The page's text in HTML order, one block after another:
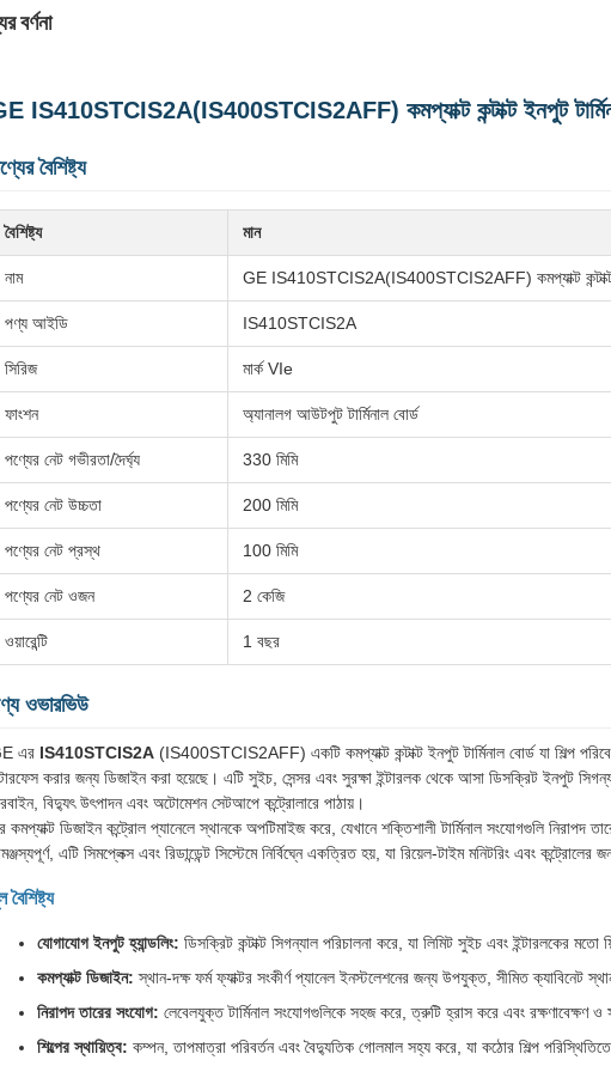
বর্ণনা
IS410STCIS2A(IS400STCIS2AFF) কমপ্যাক্ট কন্টাক্ট ইনপুট
বৈশিষ্ট্য
বৈশিষ্ট্য মান
নাম GE IS410STCIS2A(IS400STCIS2AFF) কমপ্যাক্ট কন্টাক্ট
পণ্য আইডি IS410STCIS2A
সিরিজ মার্ক VIe
ফাংশন অ্যানালগ আউটপুট টার্মিনাল বোর্ড
পণ্যের নেট গভীরতা/দৈর্ঘ্য 330 মিমি
পণ্যের নেট উচ্চতা 200 মিমি
পণ্যের নেট প্রস্থ 100 মিমি
পণ্যের নেট ওজন 2 কেজি
ওয়ারেন্টি 1 বছর
ওভারভিউ
এর IS410STCIS2A (IS400STCIS2AFF) একটি কমপ্যাক্ট কন্টাক্ট ইনপুট টার্মিনাল বোর্ড যা শিল্প
করার জন্য ডিজাইন করা হয়েছে। এটি সুইচ, সেন্সর এবং সুরক্ষা ইন্টারলক থেকে আসা ডিসক্রিট ইনপুট
বিদ্যুৎ উৎপাদন এবং অটোমেশন সেটআপে কন্ট্রোলারে পাঠায়।
কমপ্যাক্ট ডিজাইন কন্ট্রোল প্যানেলে স্থানকে অপটিমাইজ করে, যেখানে শক্তিশালী টার্মিনাল সংযোগগুলি নিরাপদ
এটি সিমপ্লেক্স এবং রিডান্ডেন্ট সিস্টেমে নির্বিঘ্নে একত্রিত হয়, যা রিয়েল-টাইম মনিটরিং এবং
বৈশিষ্ট্য
যোগাযোগ ইনপুট হ্যান্ডলিং: ডিসক্রিট কন্টাক্ট সিগন্যাল পরিচালনা করে, যা লিমিট সুইচ এবং ইন্টারলকের
কমপ্যাক্ট ডিজাইন: স্থান-দক্ষ ফর্ম ফ্যাক্টর সংকীর্ণ প্যানেল ইনস্টলেশনের জন্য উপযুক্ত, সীমিত ক্যাবিনেট
নিরাপদ তারের সংযোগ: লেবেলযুক্ত টার্মিনাল সংযোগগুলিকে সহজ করে, ত্রুটি হ্রাস করে এবং রক্ষণাবেক্ষণ ও
শিল্পের স্থায়িত্ব: কম্পন, তাপমাত্রা পরিবর্তন এবং বৈদ্যুতিক গোলমাল সহ্য করে, যা কঠোর শিল্প